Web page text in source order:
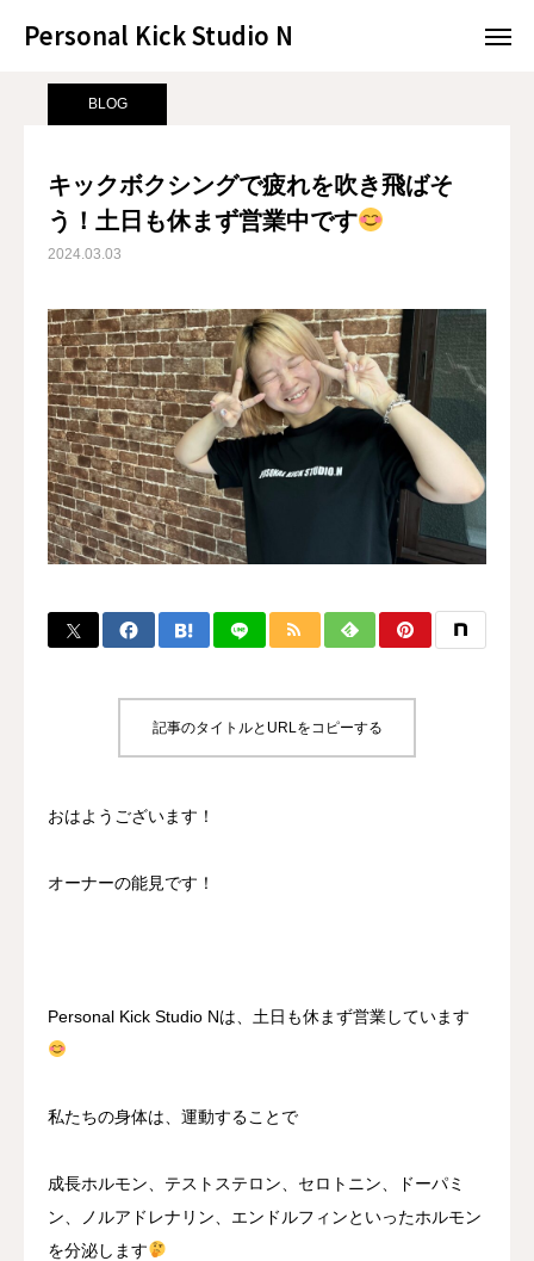
Personal Kick Studio N
サンプルページ BLOG キックボクシングで疲れを吹き飛ばそう！土日も休まず営業中です
BLOG
キックボクシングで疲れを吹き飛ばそ
う！土日も休まず営業中です
2024.03.03
記事のタイトルとURLをコピーする
おはようございます！
オーナーの能見です！
Personal Kick Studio Nは、土日も休まず営業しています
私たちの身体は、運動することで
成長ホルモン、テストステロン、セロトニン、ドーパミ
ン、ノルアドレナリン、エンドルフィンといったホルモン
を分泌します
Personal Kick Studio N
BLOG CONTACT
RESERVATION
CONCEPT
MENU
ACCESS
CONTACT
MENBERSHIP